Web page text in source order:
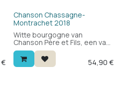
€
Chanson Chassagne-
Montrachet 2018
Witte bourgogne van
Chanson Père et Fils, een van
de klassieke namen uit
Beaune. 100% chardonnay uit
het hart van Chassagne-54,90 €